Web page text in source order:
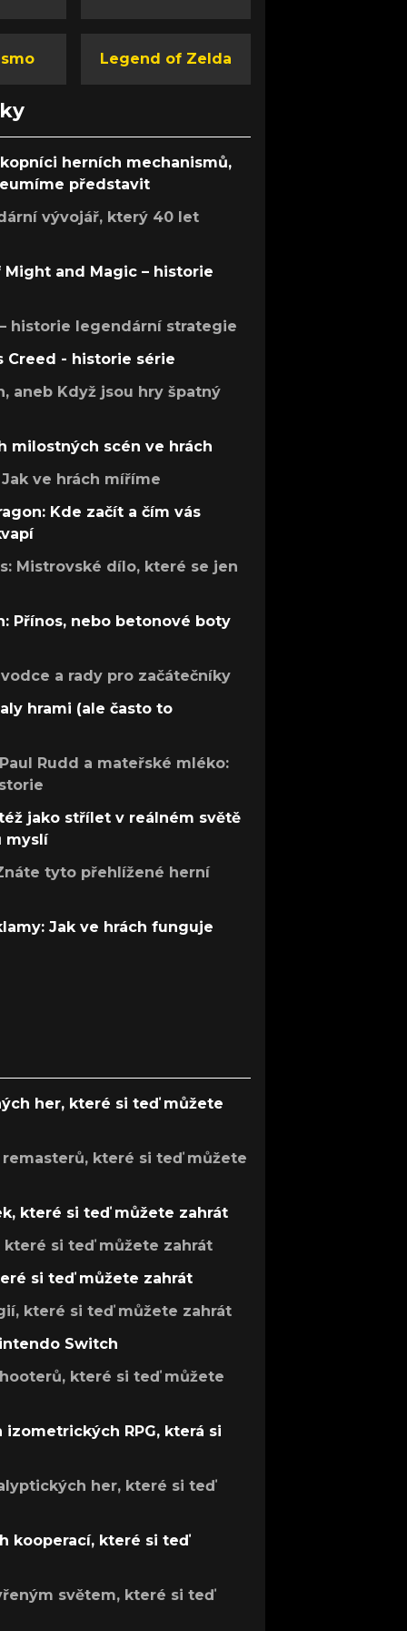
Legend of Zelda
herních mechanismů,
představit
vývojář, který 40 let
Might and Magic – historie
historie legendární strategie
Creed - historie série
aneb Když jsou hry špatný
milostných scén ve hrách
ve hrách míříme
Kde začít a čím vás
Mistrovské dílo, které se jen
Přínos, nebo betonové boty
a rady pro začátečníky
hrami (ale často to
Rudd a mateřské mléko:
jako střílet v reálném světě
myslí
tyto přehlížené herní
Jak ve hrách funguje
her, které si teď můžete
které si teď můžete
které si teď můžete zahrát
si teď můžete zahrát
si teď můžete zahrát
které si teď můžete zahrát
Switch
které si teď můžete
izometrických RPG, která si
her, které si teď
kooperací, které si teď
světem, které si teď